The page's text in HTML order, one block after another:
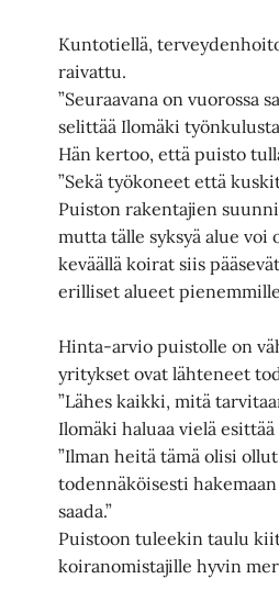
Kuntotiellä,
raivattu.
”Seuraavana on vuorossa
selittää Ilomäki
Hän kertoo, että puisto
”Sekä työkoneet että
Puiston rakentajien
mutta tälle syksyä alue
keväällä koirat siis
erilliset alueet
Hinta-arvio puistolle on
yritykset ovat lähteneet
”Lähes kaikki, mitä
Ilomäki haluaa vielä
”Ilman heitä tämä olisi
todennäköisesti
saada.”
Puistoon tuleekin taulu
koiranomistajille hyvin